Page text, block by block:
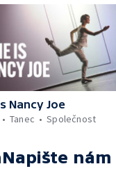
Nancy Joe
Tanec Společnost
Napište nám